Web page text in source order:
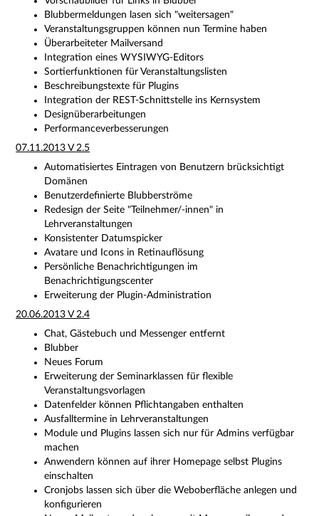
Blubbermeldungen lasen sich "weitersagen"
Veranstaltungsgruppen können nun Termine haben
Überarbeiteter Mailversand
Integration eines WYSIWYG-Editors
Sortierfunktionen für Veranstaltungslisten
Beschreibungstexte für Plugins
Integration der REST-Schnittstelle ins Kernsystem
Designüberarbeitungen
Performanceverbesserungen
07.11.2013 V 2.5
Automatisiertes Eintragen von Benutzern brücksichtigt
Domänen
Benutzerdefinierte Blubberströme
Redesign der Seite "Teilnehmer/-innen" in
Lehrveranstaltungen
Konsistenter Datumspicker
Avatare und Icons in Retinauflösung
Persönliche Benachrichtigungen im
Benachrichtigungscenter
Erweiterung der Plugin-Administration
20.06.2013 V 2.4
Chat, Gästebuch und Messenger entfernt
Blubber
Neues Forum
Erweiterung der Seminarklassen für flexible
Veranstaltungsvorlagen
Datenfelder können Pflichtangaben enthalten
Ausfalltermine in Lehrveranstaltungen
Module und Plugins lassen sich nur für Admins verfügbar
machen
Anwendern können auf ihrer Homepage selbst Plugins
einschalten
Cronjobs lassen sich über die Weboberfläche anlegen und
konfigurieren